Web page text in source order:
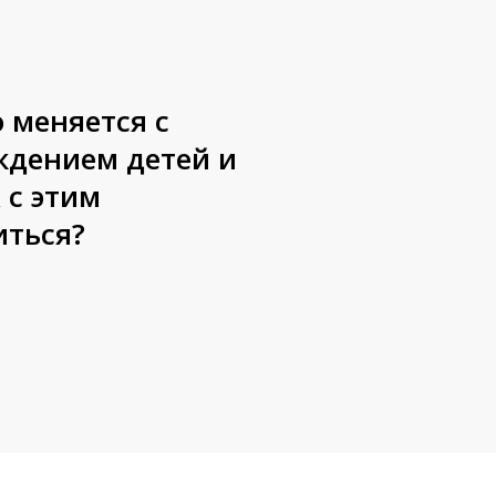
меняется с
детей и
с этим